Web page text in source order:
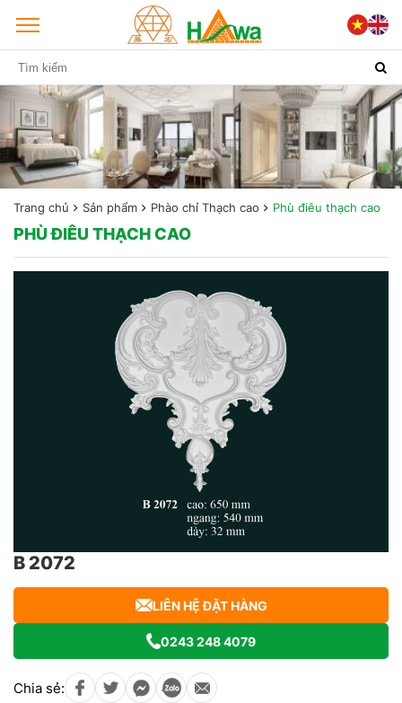
Trang chủ Sản phẩm Phào chỉ Thạch cao Phù điêu thạch cao
PHÙ ĐIÊU THẠCH CAO
B 2072
LIÊN HỆ ĐẶT HÀNG
0243 248 4079
Chia sẻ: